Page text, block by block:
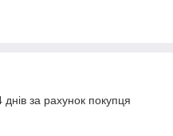
за рахунок покупця